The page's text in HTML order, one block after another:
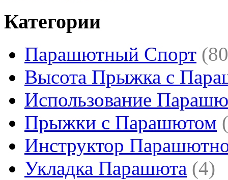
Категории
Парашютный Спорт
Высота Прыжка с
Использование
Прыжки с Парашютом
Инструктор
Укладка Парашюта (4)